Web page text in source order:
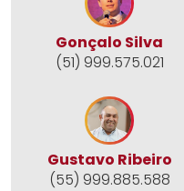
Gonçalo Silva
(51) 999.575.021
Gustavo Ribeiro
(55) 999.885.588